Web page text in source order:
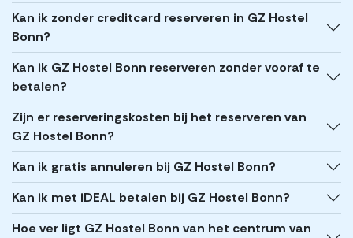
Kan ik zonder creditcard reserveren in GZ Hostel
Bonn?
Kan ik GZ Hostel Bonn reserveren zonder vooraf te
betalen?
Zijn er reserveringskosten bij het reserveren van
GZ Hostel Bonn?
Kan ik gratis annuleren bij GZ Hostel Bonn?
Kan ik met iDEAL betalen bij GZ Hostel Bonn?
Hoe ver ligt GZ Hostel Bonn van het centrum van